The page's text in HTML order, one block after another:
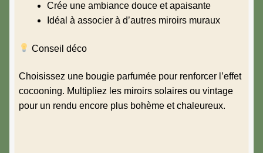
Crée une ambiance douce et apaisante
Idéal à associer à d’autres miroirs muraux
Conseil déco
Choisissez une bougie parfumée pour renforcer l’effet
cocooning. Multipliez les miroirs solaires ou vintage
pour un rendu encore plus bohème et chaleureux.